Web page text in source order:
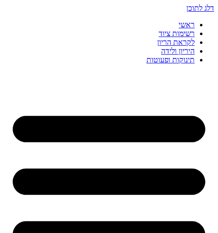
דלג לתוכן
ראשי
רשימות ציוד
לקראת הריון
היריון ולידה
תינוקות ופעוטות